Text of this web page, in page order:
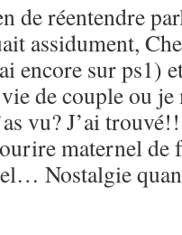
de réentendre
assidument,
encore sur ps1)
de couple ou
vu? J’ai
maternel de
Nostalgie